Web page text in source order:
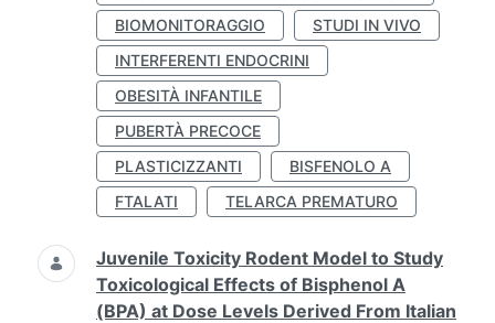
BIOMONITORAGGIO
STUDI IN VIVO
INTERFERENTI ENDOCRINI
OBESITÀ INFANTILE
PUBERTÀ PRECOCE
PLASTICIZZANTI
BISFENOLO A
FTALATI
TELARCA PREMATURO
Juvenile Toxicity Rodent Model to Study
Toxicological Effects of Bisphenol A
(BPA) at Dose Levels Derived From Italian